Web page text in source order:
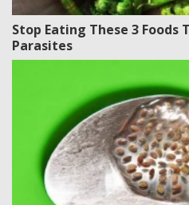
Stop Eating These 3 Foods
Parasites